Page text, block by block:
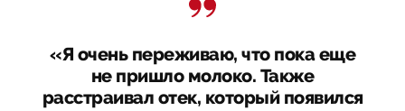
«Я очень переживаю, что пока еще
не пришло молоко. Также
расстраивал отек, который появился